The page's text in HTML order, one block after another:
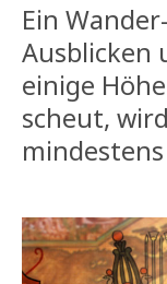
Ein
Ausblicken
einige
scheut,